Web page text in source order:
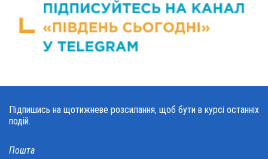
Підпишись на щотижневе розсилання, щоб бути в курсі останніх
подій.